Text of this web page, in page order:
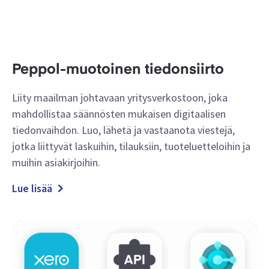
Hyväksy laskut mobiilisovelluksessa
Peppol-muotoinen tiedonsiirto
Liity maailman johtavaan yritysverkostoon, joka
mahdollistaa säännösten mukaisen digitaalisen
tiedonvaihdon. Luo, lähetä ja vastaanota viestejä,
jotka liittyvät laskuihin, tilauksiin, tuoteluetteloihin ja
muihin asiakirjoihin.
Lue lisää